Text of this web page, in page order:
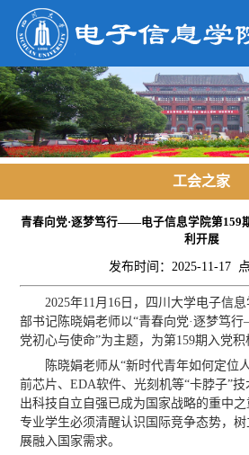
工会之家
青春向党·逐梦笃行——电子信息学院第159
利开展
发布时间：2025-11-17 点
2025年11月16日，四川大学电子信
部书记陈晓娟老师以“青春向党·逐梦笃
党初心与使命”为主题，为第159期入党积
陈晓娟老师从“新时代青年如何定位
前芯片、EDA软件、光刻机等“卡脖子”
出科技自立自强已成为国家战略的重中
专业学生必须清醒认识国际竞争态势，
展融入国家需求。